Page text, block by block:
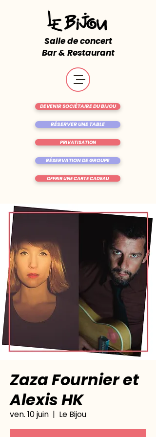
Salle de concert
Bar & Restaurant
RÉSERVER UNE TABLE
OFFRIR UNE CARTE CADEAU
DEVENIR SOCIÉTAIRE DU BIJOU
RÉSERVATION DE GROUPE
PRIVATISATION
Zaza Fournier et
Alexis HK
ven. 10 juin
  |
Le Bijou